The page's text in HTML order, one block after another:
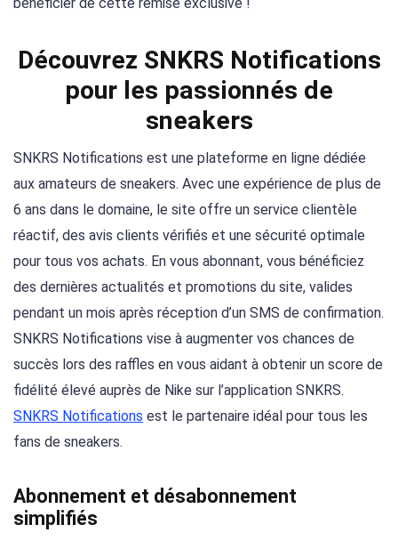
Découvrez SNKRS Notifications
pour les passionnés de
sneakers
SNKRS Notifications est une plateforme en ligne dédiée
aux amateurs de sneakers. Avec une expérience de plus de
6 ans dans le domaine, le site offre un service clientèle
réactif, des avis clients vérifiés et une sécurité optimale
pour tous vos achats. En vous abonnant, vous bénéficiez
des dernières actualités et promotions du site, valides
pendant un mois après réception d’un SMS de confirmation.
SNKRS Notifications vise à augmenter vos chances de
succès lors des raffles en vous aidant à obtenir un score de
fidélité élevé auprès de Nike sur l’application SNKRS.
SNKRS Notifications est le partenaire idéal pour tous les
fans de sneakers.
Abonnement et désabonnement
simplifiés